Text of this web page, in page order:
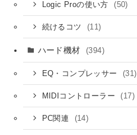
Logic Proの使い方 (50)
続けるコツ (11)
ハード機材 (394)
EQ・コンプレッサー (31)
MIDIコントローラー (17)
PC関連 (14)